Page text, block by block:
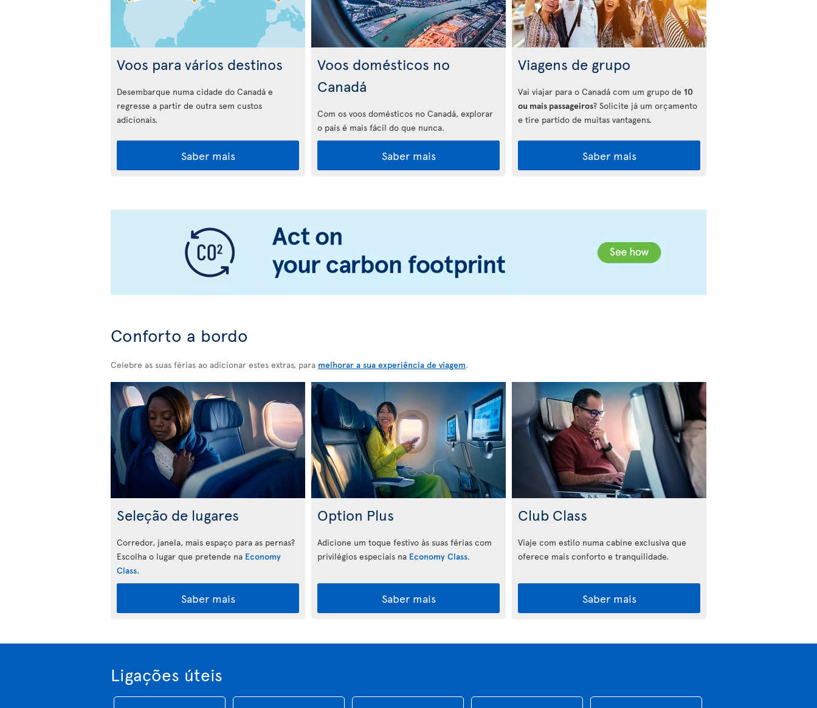
Voos para vários destinos
Desembarque numa cidade do Canadá e
regresse a partir de outra sem custos
adicionais.
Saber mais
Voos domésticos no
Canadá
Com os voos domésticos no Canadá, explorar
o país é mais fácil do que nunca.
Saber mais
Viagens de grupo
Vai viajar para o Canadá com um grupo de 10
ou mais passageiros? Solicite já um orçamento
e tire partido de muitas vantagens.
Saber mais
Conforto a bordo
Celebre as suas férias ao adicionar estes extras, para melhorar a sua experiência de viagem.
Seleção de lugares
Corredor, janela, mais espaço para as pernas?
Escolha o lugar que pretende na Economy
Class.
Saber mais
Option Plus
Adicione um toque festivo às suas férias com
privilégios especiais na Economy Class.
Saber mais
Club Class
Viaje com estilo numa cabine exclusiva que
oferece mais conforto e tranquilidade.
Saber mais
Ligações úteis